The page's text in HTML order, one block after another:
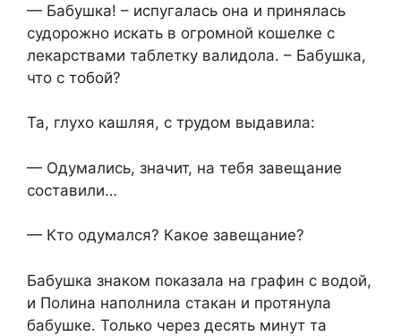
— Бабушка! – испугалась она и принялась
судорожно искать в огромной кошелке с
лекарствами таблетку валидола. – Бабушка,
что с тобой?
Та, глухо кашляя, с трудом выдавила:
— Одумались, значит, на тебя завещание
составили…
— Кто одумался? Какое завещание?
Бабушка знаком показала на графин с водой,
и Полина наполнила стакан и протянула
бабушке. Только через десять минут та